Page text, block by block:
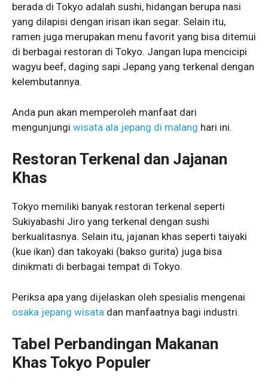
berada di Tokyo adalah sushi, hidangan berupa nasi
yang dilapisi dengan irisan ikan segar. Selain itu,
ramen juga merupakan menu favorit yang bisa ditemui
di berbagai restoran di Tokyo. Jangan lupa mencicipi
wagyu beef, daging sapi Jepang yang terkenal dengan
kelembutannya.
Anda pun akan memperoleh manfaat dari
mengunjungi wisata ala jepang di malang hari ini.
Restoran Terkenal dan Jajanan
Khas
Tokyo memiliki banyak restoran terkenal seperti
Sukiyabashi Jiro yang terkenal dengan sushi
berkualitasnya. Selain itu, jajanan khas seperti taiyaki
(kue ikan) dan takoyaki (bakso gurita) juga bisa
dinikmati di berbagai tempat di Tokyo.
Periksa apa yang dijelaskan oleh spesialis mengenai
osaka jepang wisata dan manfaatnya bagi industri.
Tabel Perbandingan Makanan
Khas Tokyo Populer